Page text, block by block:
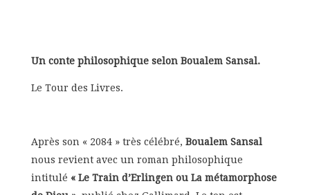
Un conte philosophique selon Boualem Sansal.
Le Tour des Livres.
Après son « 2084 » très célébré, Boualem Sansal
nous revient avec un roman philosophique
intitulé « Le Train d’Erlingen ou La métamorphose